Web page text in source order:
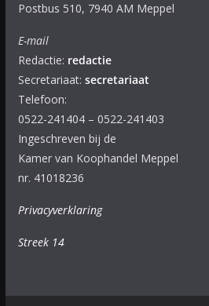
Postbus 510, 7940 AM Meppel
E-mail
Redactie: redactie
Secretariaat: secretariaat
Telefoon:
0522-241404 – 0522-241403
Ingeschreven bij de
Kamer van Koophandel Meppel
nr. 41018236
Privacyverklaring
Streek 14